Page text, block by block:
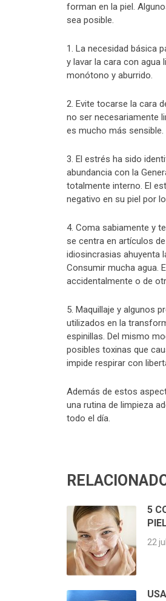
forman en la piel.
sea posible.
1. La necesidad básica
y lavar la cara con agua
monótono y aburrido.
2. Evite tocarse la cara
no ser necesariamente
es mucho más
3. El estrés ha sido
abundancia con la
totalmente interno. El
negativo en su piel por
4. Coma sabiamente y
se centra en artículos
idiosincrasias ahuyenta
Consumir mucha agua.
accidentalmente o de
5. Maquillaje y algunos
utilizados en la
espinillas. Del mismo
posibles toxinas que
impide respirar con
Además de estos
una rutina de limpieza
todo el día.
5
22